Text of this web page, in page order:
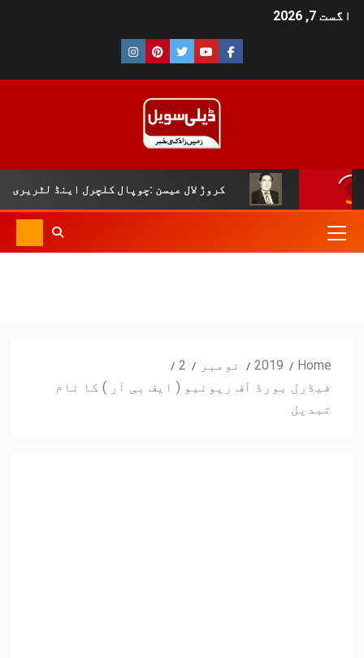
اگست 7, 2026
کروڑ لال عیسن :چوپال کلچرل اینڈ لٹریری فورم دی سلور
Home
2019 نومبر
2
فیڈرل بورڈ آف ریونیو ( ایف بی آر ) کا نام
تبدیل